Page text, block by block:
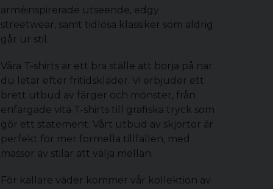
arméinspirerade utseende, edgy
streetwear, samt tidlösa klassiker som aldrig
går ur stil.
Våra T-shirts är ett bra ställe att börja på när
du letar efter fritidskläder. Vi erbjuder ett
brett utbud av färger och mönster, från
enfärgade vita T-shirts till grafiska tryck som
gör ett statement. Vårt utbud av skjortor är
perfekt för mer formella tillfällen, med
massor av stilar att välja mellan.
För kallare väder kommer vår kollektion av